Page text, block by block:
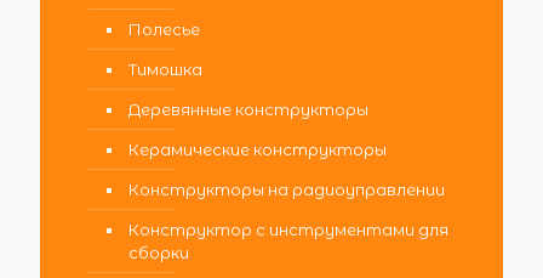
Полесье
Тимошка
Деревянные конструкторы
Керамические конструкторы
Конструкторы на радиоуправлении
Конструктор с инструментами для
сборки